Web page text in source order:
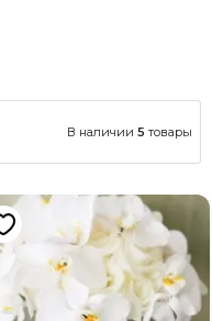
В наличии 5 товары